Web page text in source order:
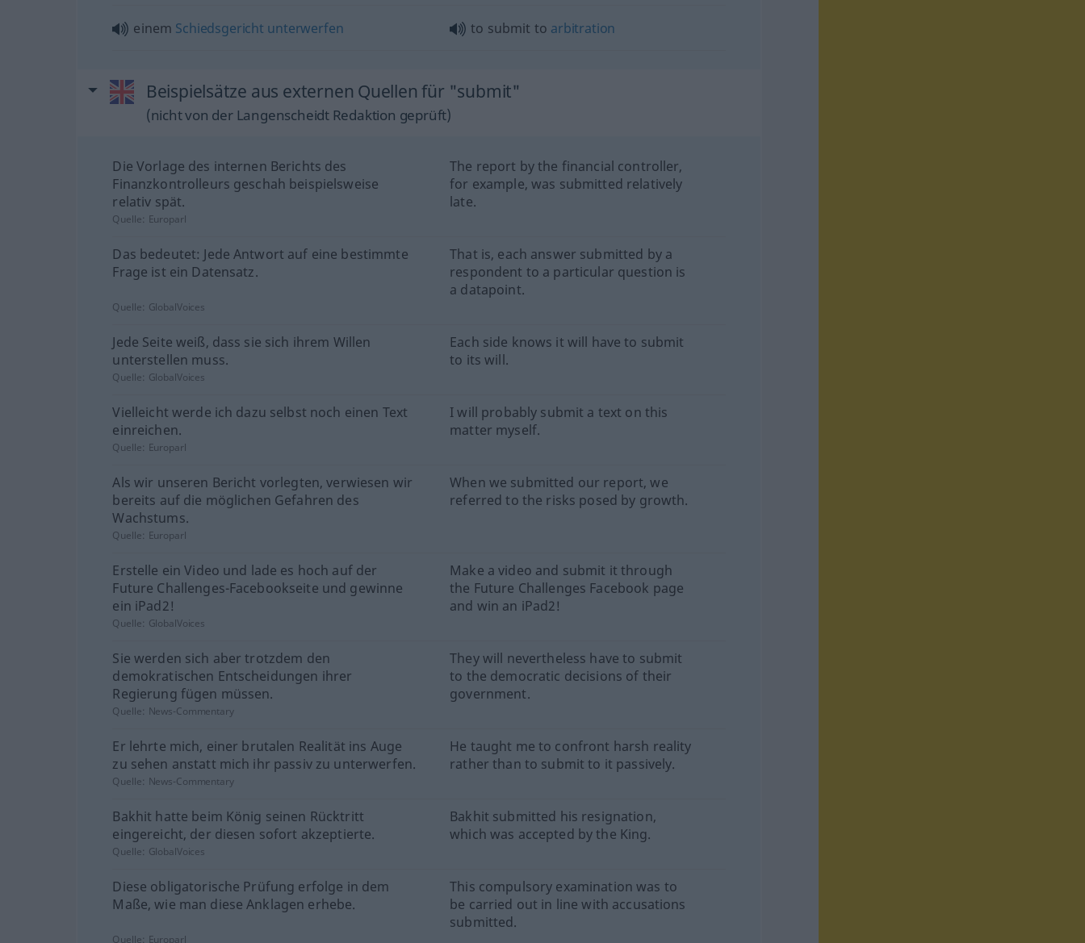
einem Schiedsgericht unterwerfen to submit to arbitration
Beispielsätze aus externen Quellen für "submit"
(nicht von der Langenscheidt Redaktion geprüft)
Die Vorlage des internen Berichts des
Finanzkontrolleurs geschah beispielsweise
relativ spät.
The report by the financial controller,
for example, was submitted relatively
late.
Quelle: Europarl
Das bedeutet: Jede Antwort auf eine bestimmte
Frage ist ein Datensatz.
That is, each answer submitted by a
respondent to a particular question is
a datapoint.
Quelle: GlobalVoices
Jede Seite weiß, dass sie sich ihrem Willen
unterstellen muss.
Each side knows it will have to submit
to its will.
Quelle: GlobalVoices
Vielleicht werde ich dazu selbst noch einen Text
einreichen.
I will probably submit a text on this
matter myself.
Quelle: Europarl
Als wir unseren Bericht vorlegten, verwiesen wir
bereits auf die möglichen Gefahren des
Wachstums.
When we submitted our report, we
referred to the risks posed by growth.
Quelle: Europarl
Erstelle ein Video und lade es hoch auf der
Future Challenges-Facebookseite und gewinne
ein iPad2!
Make a video and submit it through
the Future Challenges Facebook page
and win an iPad2!
Quelle: GlobalVoices
Sie werden sich aber trotzdem den
demokratischen Entscheidungen ihrer
Regierung fügen müssen.
They will nevertheless have to submit
to the democratic decisions of their
government.
Quelle: News-Commentary
Er lehrte mich, einer brutalen Realität ins Auge
zu sehen anstatt mich ihr passiv zu unterwerfen.
He taught me to confront harsh reality
rather than to submit to it passively.
Quelle: News-Commentary
Bakhit hatte beim König seinen Rücktritt
eingereicht, der diesen sofort akzeptierte.
Bakhit submitted his resignation,
which was accepted by the King.
Quelle: GlobalVoices
Diese obligatorische Prüfung erfolge in dem
Maße, wie man diese Anklagen erhebe.
This compulsory examination was to
be carried out in line with accusations
submitted.
Quelle: Europarl